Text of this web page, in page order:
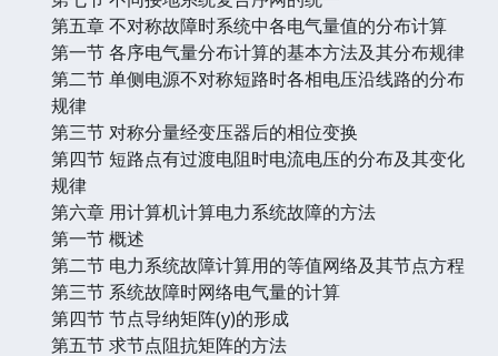
第五章 不对称故障时系统中各电气量值的分布计算
第一节 各序电气量分布计算的基本方法及其分布规律
第二节 单侧电源不对称短路时各相电压沿线路的分布
规律
第三节 对称分量经变压器后的相位变换
第四节 短路点有过渡电阻时电流电压的分布及其变化
规律
第六章 用计算机计算电力系统故障的方法
第一节 概述
第二节 电力系统故障计算用的等值网络及其节点方程
第三节 系统故障时网络电气量的计算
第四节 节点导纳矩阵(y)的形成
第五节 求节点阻抗矩阵的方法